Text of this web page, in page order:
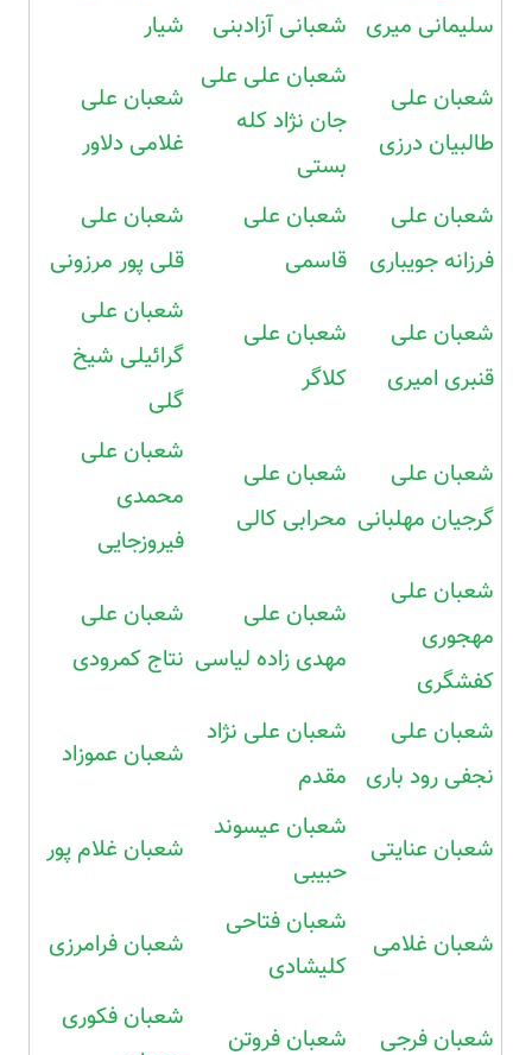
سلیمانی میری شعبانی آزادبنی
شیار
شعبان علی
طالبیان درزی
شعبان علی علی
جان نژاد کله
بستی
شعبان علی
غلامی دلاور
شعبان علی
فرزانه جویباری
شعبان علی
قاسمی
شعبان علی
قلی پور مرزونی
شعبان علی
قنبری امیری
شعبان علی
کلاگر
شعبان علی
گرائیلی شیخ
گلی
شعبان علی
گرجیان مهلبانی
شعبان علی
محرابی کالی
شعبان علی
محمدی
فیروزجایی
شعبان علی
مهجوری
کفشگری
شعبان علی
مهدی زاده لیاسی
شعبان علی
نتاج کمرودی
شعبان علی
نجفی رود باری
شعبان علی نژاد
مقدم
شعبان عموزاد
شعبان عنایتی
شعبان عیسوند
حبیبی
شعبان غلام پور
شعبان غلامی
شعبان فتاحی
کلیشادی
شعبان فرامرزی
شعبان فرجی شعبان فروتن
شعبان فکوری